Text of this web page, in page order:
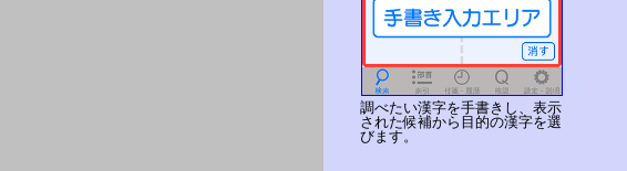
調べたい漢字を手書きし、表示
された候補から目的の漢字を選
びます。